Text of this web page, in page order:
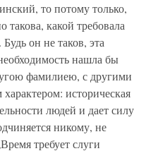
то потому только,
такова, какой требовала
он не таков, эта
нашла бы
фамилиею, с другими
историческая
людей и дает силу
никому, не
требует слуги